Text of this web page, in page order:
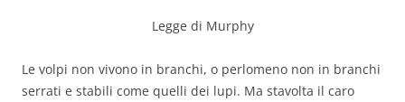
Legge di Murphy
Le volpi non vivono in branchi, o perlomeno non in branchi
serrati e stabili come quelli dei lupi. Ma stavolta il caro